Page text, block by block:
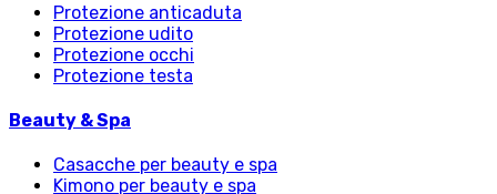
Protezione anticaduta
Protezione udito
Protezione occhi
Protezione testa
Beauty & Spa
Casacche per beauty e spa
Kimono per beauty e spa